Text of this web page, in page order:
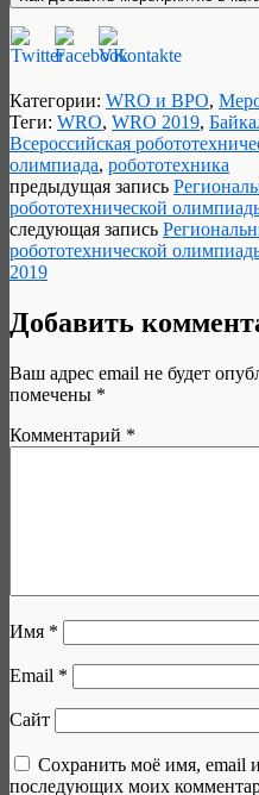
Категории: WRO и ВРО,
Теги: WRO, WRO 2019,
Всероссийская
олимпиада, робототехника
предыдущая запись
робототехнической
следующая запись
робототехнической
2019
Добавить
Ваш адрес email не будет
помечены *
Комментарий *
Имя *
Email *
Сайт
Сохранить моё имя, email
последующих моих